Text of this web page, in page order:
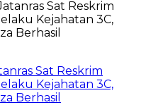
Sat Reskrim
Kejahatan 3C,
Berhasil